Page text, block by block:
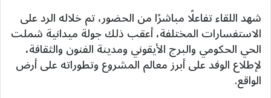
شهد اللقاء تفاعلًا مباشرًا من الحضور، تم خلاله الرد على
الاستفسارات المختلفة، أعقب ذلك جولة ميدانية شملت
الحي الحكومي والبرج الأيقوني ومدينة الفنون والثقافة،
لإطلاع الوفد على أبرز معالم المشروع وتطوراته على أرض
الواقع.